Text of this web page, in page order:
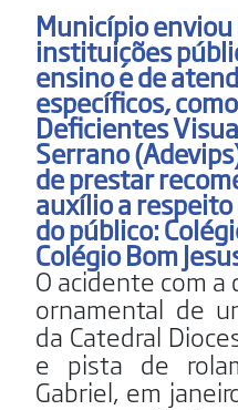
Município
instituições
ensino e de
específicos,
Deficientes
Serrano
de prestar
auxílio a
do público:
Colégio Bom
O acidente com
ornamental de
da Catedral
e pista de
Gabriel, em